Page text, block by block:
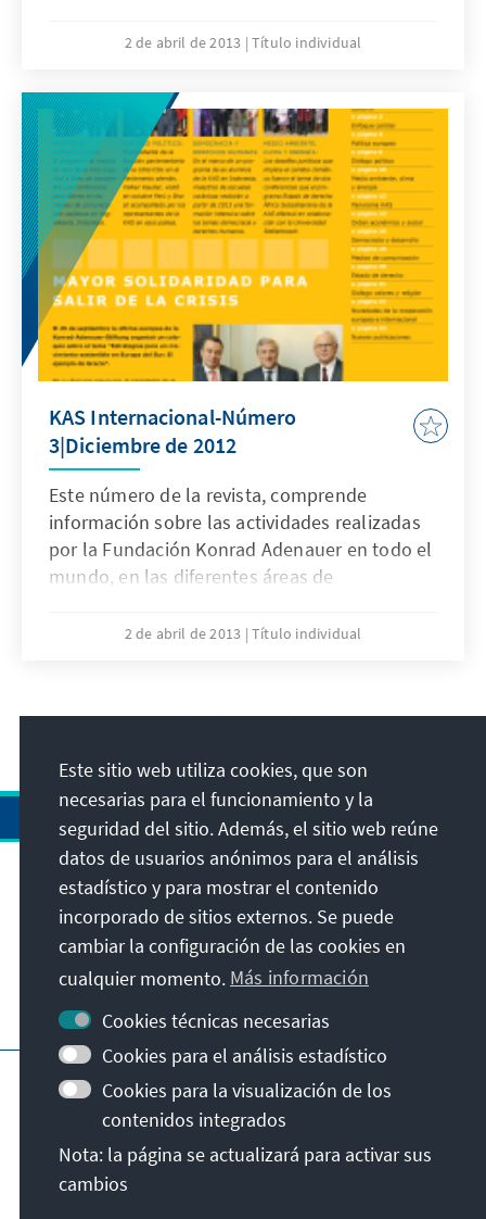
Universidad Católica del Uruguay.
2 de abril de 2013 Título individual
KAS Internacional-Número
3|Diciembre de 2012
Este número de la revista, comprende
información sobre las actividades realizadas
por la Fundación Konrad Adenauer en todo el
mundo, en las diferentes áreas de
2 de abril de 2013 Título individual
Dirección
Contacto
Visita también
Página principal de la KAS
Protección de datos
Condiciones de uso
Declaración sobre accesibilidad
Notificar barrera
© Konrad-Adenauer-Stiftung e.V. 2026
Este sitio web utiliza cookies, que son
necesarias para el funcionamiento y la
seguridad del sitio. Además, el sitio web reúne
datos de usuarios anónimos para el análisis
estadístico y para mostrar el contenido
incorporado de sitios externos. Se puede
cambiar la configuración de las cookies en
cualquier momento. Más información
Cookies técnicas necesarias
Cookies para el análisis estadístico
Cookies para la visualización de los
contenidos integrados
Nota: la página se actualizará para activar sus
cambios